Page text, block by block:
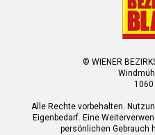
© WIENER
1060
Alle Rechte vorbehalten.
Eigenbedarf. Eine
persönlichen Gebrauch